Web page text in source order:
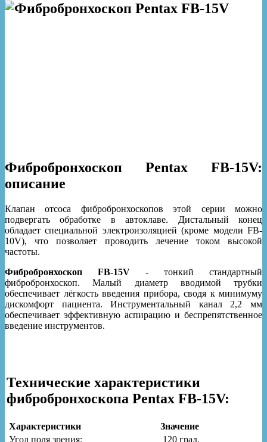
Фибробронхоскоп Pentax FB-15V:
описание
Клапан отсоса фибробронхоскопов этой серии можно
подвергать обработке в автоклаве. Дистальный конец
обладает специальной электроизоляцией (кроме модели FB-
10V), что позволяет проводить лечение током высокой
частоты.
Фибробронхоскоп FB-15V - тонкий стандартный
фибробронхоскоп. Малый диаметр вводимой трубки
обеспечивает лёгкость введения прибора, сводя к минимуму
дискомфорт пациента. Инструментальный канал 2,2 мм
обеспечивает эффективную аспирацию и беспрепятственное
введение инструментов.
Технические характеристики
фибробронхоскопа Pentax FB-15V:
Характеристики
Значение
Угол поля зрения:
120 град.